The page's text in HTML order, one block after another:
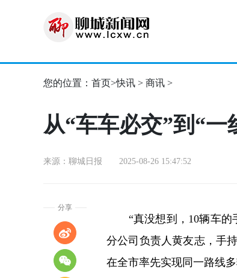
您的位置： 首页>快讯 > 商讯 >
从“车车必交”到“
来源：聊城日报 2025-08-26 15:47:52
分享
“真没想到，10辆车的
分公司负责人黄友志，手
在全市率先实现同一路线